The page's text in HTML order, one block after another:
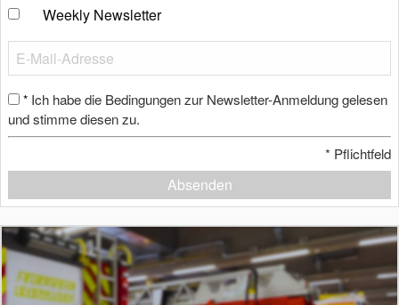
Weekly Newsletter
* Ich habe die Bedingungen zur Newsletter-Anmeldung gelesen
und stimme diesen zu.
* Pflichtfeld
Absenden